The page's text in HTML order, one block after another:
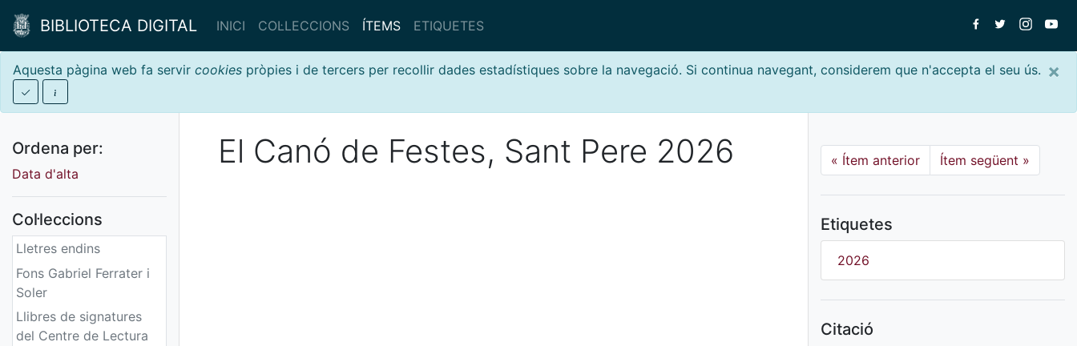
BIBLIOTECA DIGITAL INICI COL·LECCIONS ÍTEMS ETIQUETES
×
Aquesta pàgina web fa servir cookies pròpies i de tercers per recollir dades estadístiques sobre la navegació. Si continua navegant, considerem que n'accepta el seu ús.
Ordena per:
Data d'alta
Col·leccions
Lletres endins
Fons Gabriel Ferrater i
Soler
Llibres de signatures
del Centre de Lectura
El Canó de Festes, Sant Pere 2026 « Ítem anterior Ítem següent »
Etiquetes
2026
Citació